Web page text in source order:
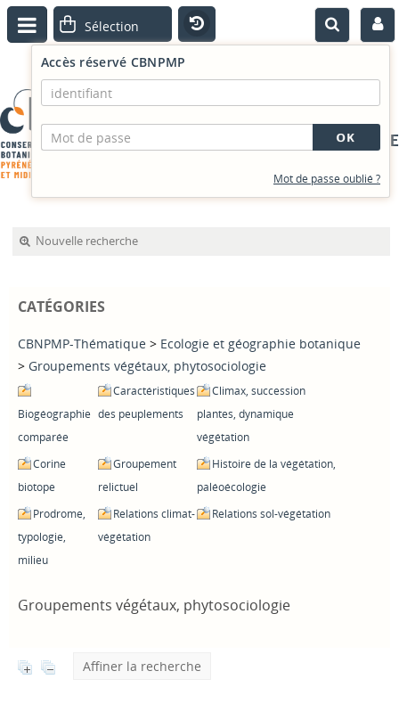
PORTAIL DOCUMENTAIRE
Accès réservé CBNPMP
Mot de passe oublié ?
Nouvelle recherche
CATÉGORIES
CBNPMP-Thématique > Ecologie et géographie botanique
> Groupements végétaux, phytosociologie
Biogéographie
comparée
Caractéristiques
des peuplements
Climax, succession
plantes, dynamique
végétation
Corine
biotope
Groupement
relictuel
Histoire de la végétation,
paléoécologie
Prodrome,
typologie,
milieu
Relations climat-
végétation
Relations sol-végétation
Groupements végétaux, phytosociologie
Affiner la recherche